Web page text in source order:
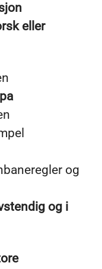
eller
og
og i